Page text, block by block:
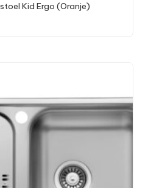
Kid Ergo (Oranje)